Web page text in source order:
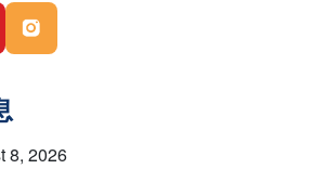
8, 2026